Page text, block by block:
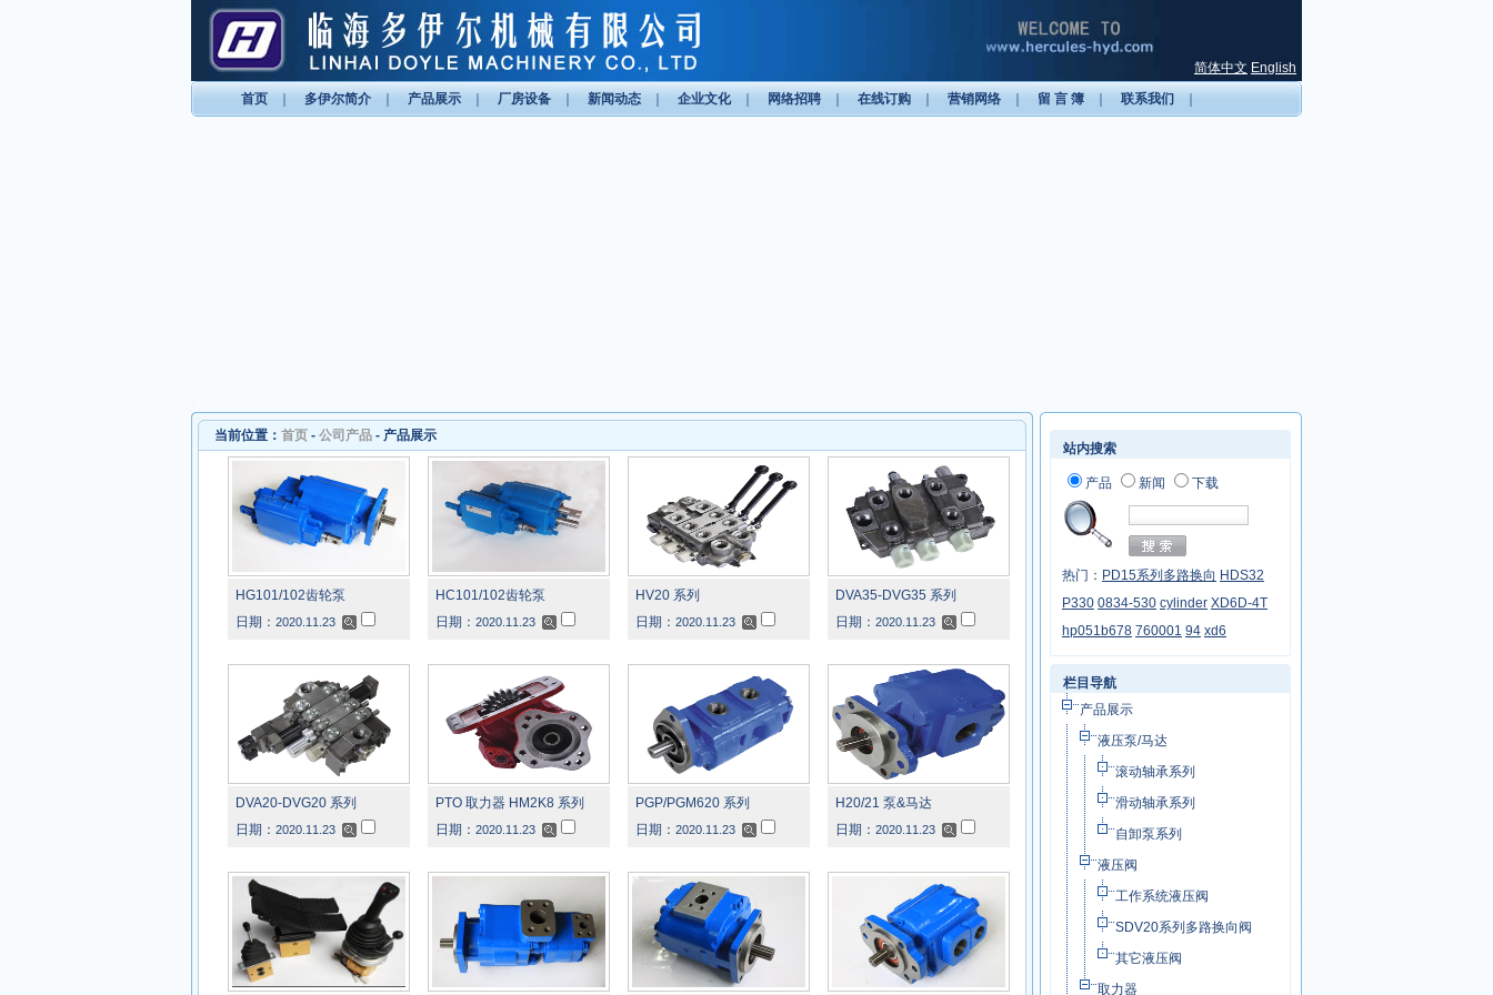
简体中文 English
首页
多伊尔简介 产品展示 厂房设备 新闻动态 企业文化｜ 网络招聘｜ 在线订购 营销网络｜ 留 言 簿 联系我们
站内搜索
产品 新闻 下载
热门： PD15系列多路换向 HDS32
P330 0834-530 cylinder XD6D-4T
hp051b678 760001 94 xd6
栏目导航
产品展示
液压泵/马达
滚动轴承系列
滑动轴承系列
自卸泵系列
液压阀
工作系统液压阀
SDV20系列多路换向阀
其它液压阀
取力器
当前位置： 首页 - 公司产品 - 产品展示
HG101/102齿轮泵
日期： 2020.11.23
HC101/102齿轮泵
日期： 2020.11.23
HV20 系列
日期： 2020.11.23
DVA35-DVG35 系列
日期： 2020.11.23
DVA20-DVG20 系列
日期： 2020.11.23
PTO 取力器 HM2K8 系列
日期： 2020.11.23
PGP/PGM620 系列
日期： 2020.11.23
H20/21 泵&马达
日期： 2020.11.23